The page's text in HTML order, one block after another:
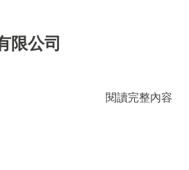
限公司
閱讀完整內容